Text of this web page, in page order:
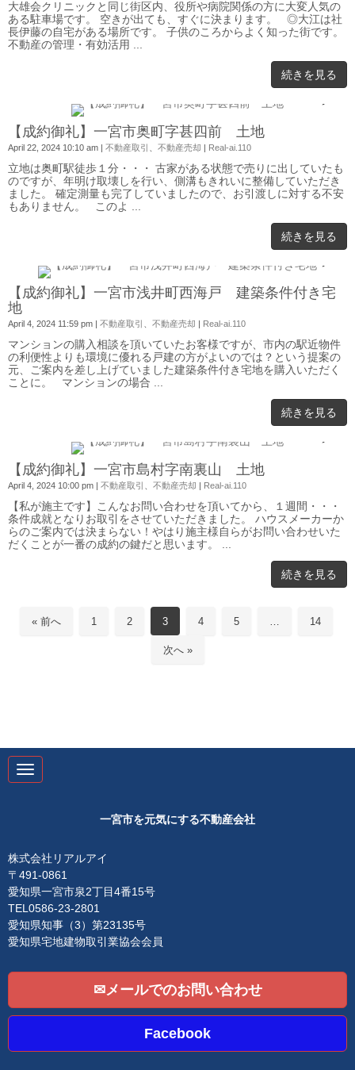
大雄会クリニックと同じ街区内、役所や病院関係の方に大変人気の
ある駐車場です。 空きが出ても、すぐに決まります。 ◎大江は社
長伊藤の自宅がある場所です。 子供のころからよく知った街です。
不動産の管理・有効活用 ...
続きを見る
【成約御礼】一宮市奥町字甚四前 土地
April 22, 2024 10:10 am | 不動産取引 不動産売却 | Real-ai.110
立地は奥町駅徒歩１分・・・ 古家がある状態で売りに出していたも
のですが、年明け取壊しを行い、側溝もきれいに整備していただき
ました。 確定測量も完了していましたので、お引渡しに対する不安
もありません。 このよ ...
続きを見る
【成約御礼】一宮市浅井町西海戸 建築条件付き宅
地
April 4, 2024 11:59 pm 不動産取引 、 不動産売却 Real-ai.110
マンションの購入相談を頂いていたお客様ですが、市内の駅近物件
の利便性よりも環境に優れる戸建の方がよいのでは？という提案の
元、ご案内を差し上げていました建築条件付き宅地を購入いただく
ことに。 マンションの場合 ...
続きを見る
【成約御礼】一宮市島村字南裏山 土地
April 4, 2024 10:00 pm | 不動産取引 不動産売却 | Real-ai.110
【私が施主です】こんなお問い合わせを頂いてから、１週間・・・
条件成就となりお取引をさせていただきました。 ハウスメーカーか
らのご案内では決まらない！やはり施主様自らがお問い合わせいた
だくことが一番の成約の鍵だと思います。 ...
続きを見る
« 前へ 1 2 3 4 5 … 14
次へ »
N
a
i
o
n
一宮市を元気にする不動産会社
株式会社リアルアイ
〒491-0861
愛知県一宮市泉2丁目4番15号
TEL0586-23-2801
愛知県知事（3）第23135号
愛知県宅地建物取引業協会会員
✉メールでのお問い合わせ
Facebook